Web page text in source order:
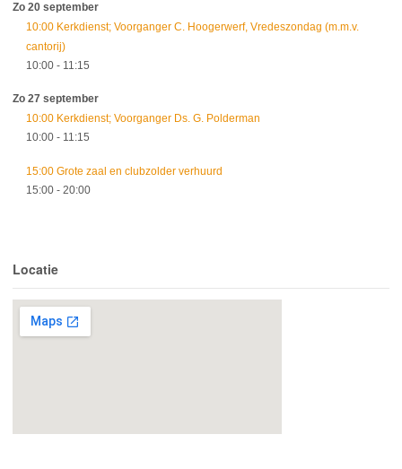
Zo 20 september
10:00 Kerkdienst; Voorganger C. Hoogerwerf, Vredeszondag (m.m.v.
cantorij)
10:00 - 11:15
Zo 27 september
10:00 Kerkdienst; Voorganger Ds. G. Polderman
10:00 - 11:15
15:00 Grote zaal en clubzolder verhuurd
15:00 - 20:00
Locatie